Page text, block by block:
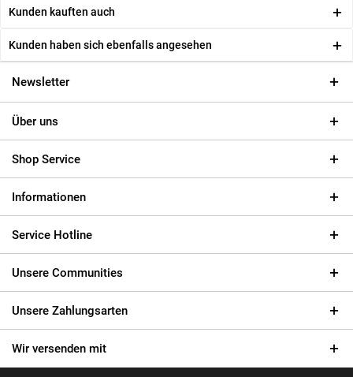
Kunden kauften auch
Kunden haben sich ebenfalls angesehen
Newsletter
Über uns
Shop Service
Informationen
Service Hotline
Unsere Communities
Unsere Zahlungsarten
Wir versenden mit